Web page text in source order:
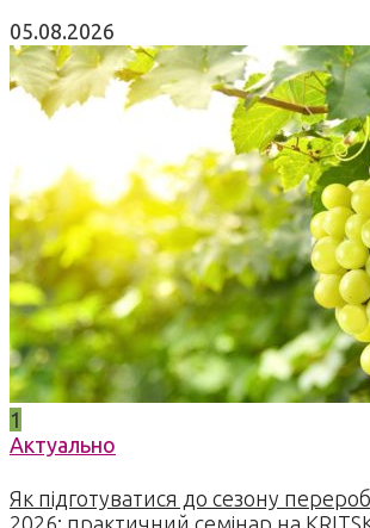
05.08.2026
1
Актуально
Як підготуватися до сезону
2026: практичний семінар на